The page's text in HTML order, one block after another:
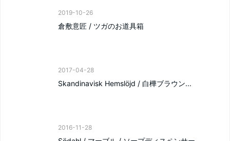
2019-10-26
倉敷意匠 / ツガのお道具箱
2017-04-28
Skandinavisk Hemslöjd / 白樺ブラウン...
2016-11-28